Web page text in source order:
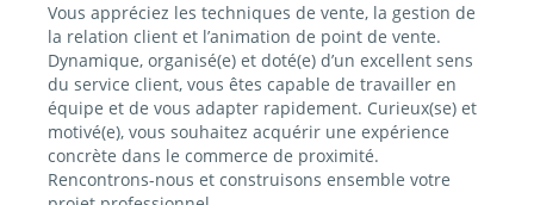
Vous appréciez les techniques de vente, la gestion de
la relation client et l’animation de point de vente.
Dynamique, organisé(e) et doté(e) d’un excellent sens
du service client, vous êtes capable de travailler en
équipe et de vous adapter rapidement. Curieux(se) et
motivé(e), vous souhaitez acquérir une expérience
concrète dans le commerce de proximité.
Rencontrons-nous et construisons ensemble votre